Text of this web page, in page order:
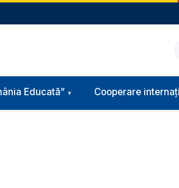
Educată” Cooperare